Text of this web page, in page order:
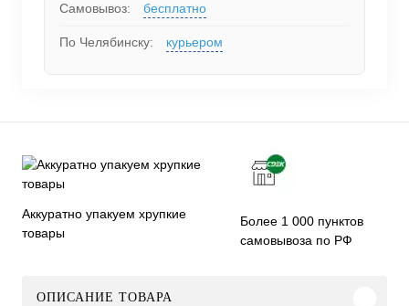
Самовывоз: бесплатно
По Челябинску: курьером
Аккуратно упакуем хрупкие
товары
Более 1 000 пунктов
самовывоза по РФ
ОПИСАНИЕ ТОВАРА